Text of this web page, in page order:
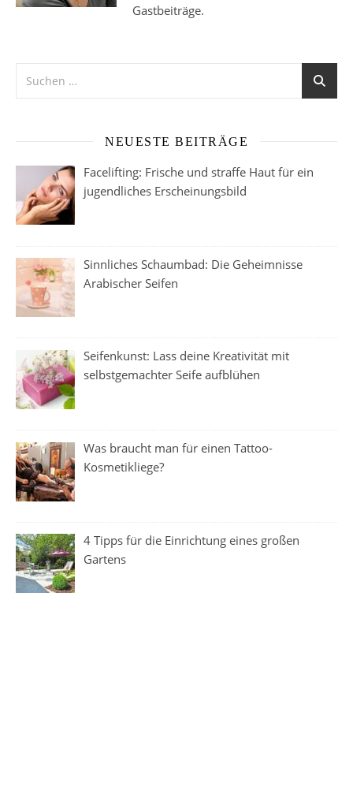
Gastbeiträge.
NEUESTE BEITRÄGE
Facelifting: Frische und straffe Haut für ein
jugendliches Erscheinungsbild
Sinnliches Schaumbad: Die Geheimnisse
Arabischer Seifen
Seifenkunst: Lass deine Kreativität mit
selbstgemachter Seife aufblühen
Was braucht man für einen Tattoo-
Kosmetikliege?
4 Tipps für die Einrichtung eines großen
Gartens